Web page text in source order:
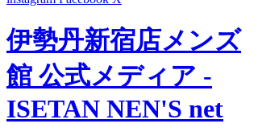
伊勢丹新宿店メンズ
館 公式メディア -
ISETAN NEN'S net